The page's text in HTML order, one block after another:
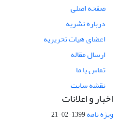
صفحه اصلی
درباره نشریه
اعضای هیات تحریریه
ارسال مقاله
تماس با ما
نقشه سایت
اخبار و اعلانات
ویژه نامه1399-02-21